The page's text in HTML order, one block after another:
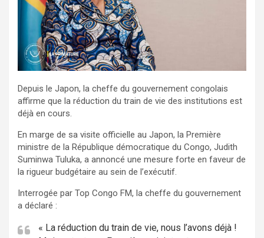
Depuis le Japon, la cheffe du gouvernement congolais
affirme que la réduction du train de vie des institutions est
déjà en cours.
En marge de sa visite officielle au Japon, la Première
ministre de la République démocratique du Congo, Judith
Suminwa Tuluka, a annoncé une mesure forte en faveur de
la rigueur budgétaire au sein de l’exécutif.
Interrogée par Top Congo FM, la cheffe du gouvernement
a déclaré :
« La réduction du train de vie, nous l’avons déjà !